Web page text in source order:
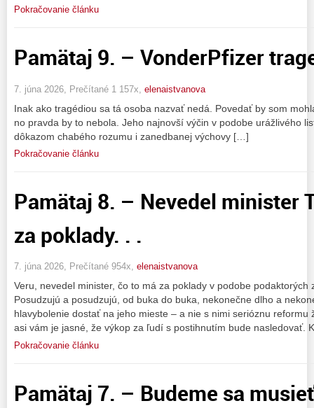
Pokračovanie článku
Pamätaj 9. – VonderPfizer
7. júna 2026, Prečítané 1 157x, elenaistvanova
Inak ako tragédiou sa tá osoba nazvať nedá. Povedať by som
no pravda by to nebola. Jeho najnovší výčin v podobe urážlivého
dôkazom chabého rozumu i zanedbanej výchovy […]
Pokračovanie článku
Pamätaj 8. – Nevedel minister
za poklady. . .
7. júna 2026, Prečítané 954x, elenaistvanova
Veru, nevedel minister, čo to má za poklady v podobe podaktorých
Posudzujú a posudzujú, od buka do buka, nekonečne dlho a
hlavybolenie dostať na jeho mieste – a nie s nimi serióznu
asi vám je jasné, že výkop za ľudí s postihnutím bude nasledovať.
Pokračovanie článku
Pamätaj 7. – Budeme sa